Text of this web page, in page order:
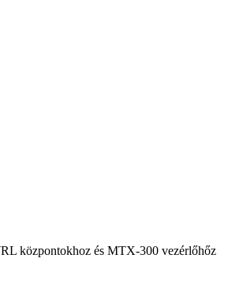
központokhoz és MTX-300 vezérlőhőz